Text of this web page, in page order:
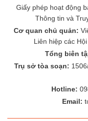
Giấy phép hoạt động
Thông tin và
Cơ quan chủ quản:
Liên hiệp các
Tổng biên
Trụ sở tòa soạn:
Hotline:
Email: